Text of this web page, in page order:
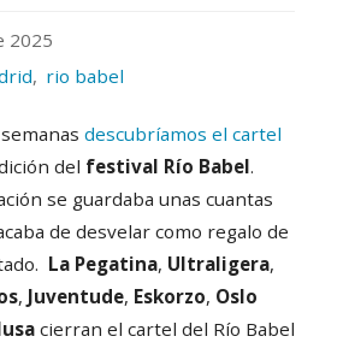
2025
, rio babel
descubríamos el cartel
del festival Río Babel.
se guardaba unas cuantas
de desvelar como regalo de
La Pegatina, Ultraligera,
, Juventude, Eskorzo, Oslo
cierran el cartel del Río Babel